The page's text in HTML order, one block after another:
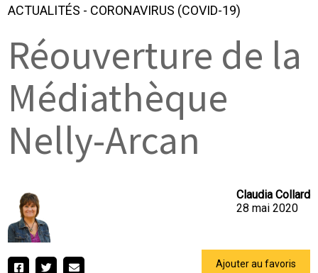
ACTUALITÉS - CORONAVIRUS (COVID-19)
Réouverture de la
Médiathèque
Nelly-Arcan
Claudia Collard
28 mai 2020
Ajouter au favoris